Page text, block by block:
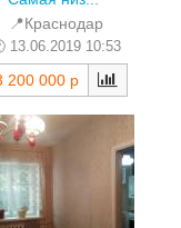
📍Краснодар
13.06.2019 10:53
200 000 р